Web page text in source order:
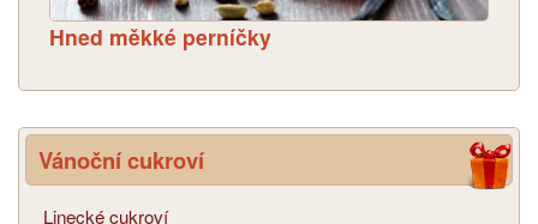
Hned měkké perníčky
Vánoční cukroví
Linecké cukroví